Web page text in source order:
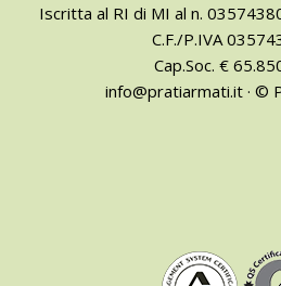
Iscritta al RI di MI al n.
C.F./P.IVA
Cap.Soc. €
info@pratiarmati.it · ©